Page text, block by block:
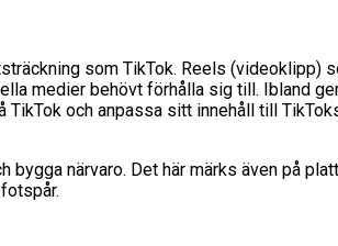
som TikTok. Reels
medier behövt förhålla sig till. Ibland
och anpassa sitt innehåll till
närvaro. Det här märks även på